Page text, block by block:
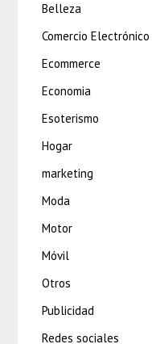
Belleza
Comercio Electrónico
Ecommerce
Economia
Esoterismo
Hogar
marketing
Moda
Motor
Móvil
Otros
Publicidad
Redes sociales